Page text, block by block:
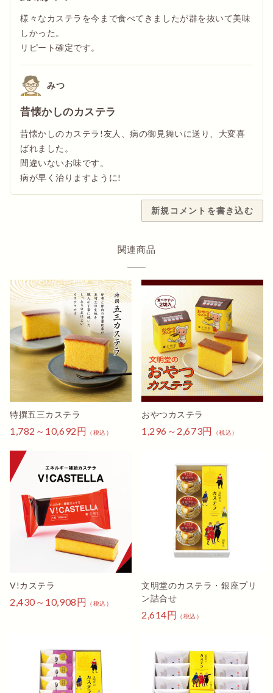
様々なカステラを今まで食べてきましたが群を抜いて美味
しかった。
リピート確定です。
みつ
昔懐かしのカステラ
昔懐かしのカステラ!友人、病の御見舞いに送り、大変喜
ばれました。
間違いないお味です。
病が早く治りますように!
✨️ カステラは、ふんわりして、しっとりもしていて、と
てもおいしかったです😊🍀✨️あリがとうございます😊🍀✨️
苺ママ
味が濃くて美味しい
文明堂のカステラは 母が大好きで 母への贈り物として
購入します
としをとり カロリー摂取がむずかしくなってきているの
で カステラは もってこいで 喜んで食べてもらえるの
で 助かります
お年賀の定番
もう、何年も。文栄堂のカステラをお年賀にしています。
美味しくて、老若男女どなたにも会うので、大変ありがた
いです。
五三カステラは、みんなで集まった時にいただくようにし
秋の花ホトトギス
美味しくて、老若男女どなたにも会うので、大変ありがた
いです。
五三カステラは、みんなで集まった時にいただくようにし
新規コメントを書き込む
関連商品
特撰五三カステラ
1,782～10,692円 （税込）
おやつカステラ
1,296～2,673円 （税込）
V!カステラ
2,430～10,908円 （税込）
文明堂のカステラ・銀座プリ
ン詰合せ
2,614円 （税込）